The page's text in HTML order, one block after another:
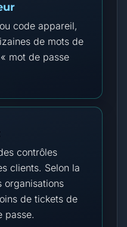
code appareil,
de mots de
mot de passe
contrôles
clients. Selon la
organisations
de tickets de
passe.